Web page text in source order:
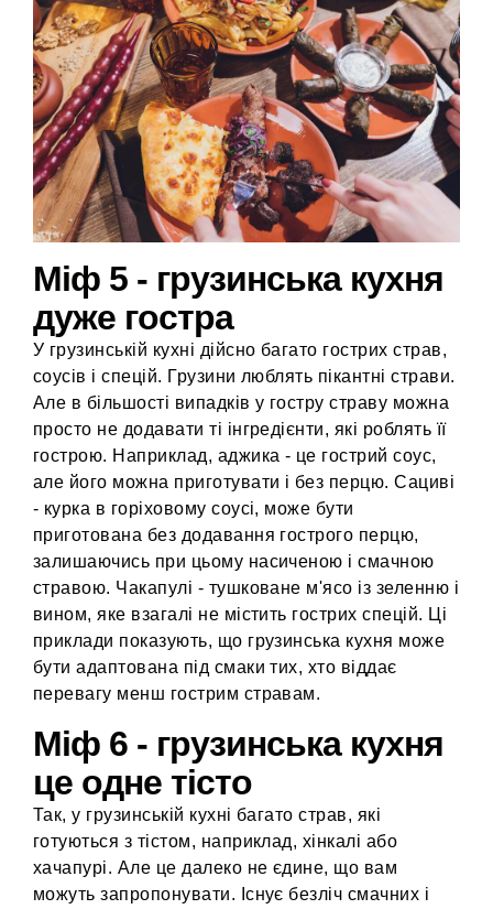
Міф 5 - грузинська кухня
дуже гостра
У грузинській кухні дійсно багато гострих страв,
соусів і спецій. Грузини люблять пікантні страви.
Але в більшості випадків у гостру страву можна
просто не додавати ті інгредієнти, які роблять її
гострою. Наприклад, аджика - це гострий соус,
але його можна приготувати і без перцю. Сациві
- курка в горіховому соусі, може бути
приготована без додавання гострого перцю,
залишаючись при цьому насиченою і смачною
стравою. Чакапулі - тушковане м'ясо із зеленню і
вином, яке взагалі не містить гострих спецій. Ці
приклади показують, що грузинська кухня може
бути адаптована під смаки тих, хто віддає
перевагу менш гострим стравам.
Міф 6 - грузинська кухня
це одне тісто
Так, у грузинській кухні багато страв, які
готуються з тістом, наприклад, хінкалі або
хачапурі. Але це далеко не єдине, що вам
можуть запропонувати. Існує безліч смачних і